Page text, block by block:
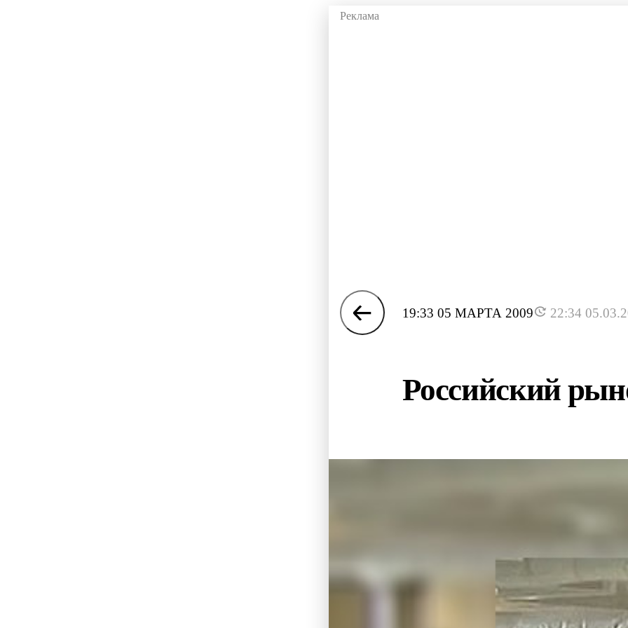
19:33 05 МАРТА 2009 22:34
Российский